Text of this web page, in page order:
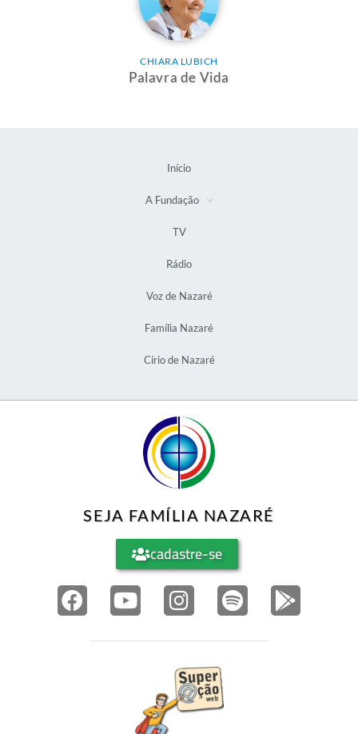
CHIARA LUBICH
Palavra de Vida
Início
A Fundação
TV
Rádio
Voz de Nazaré
Família Nazaré
Círio de Nazaré
SEJA FAMÍLIA NAZARÉ
cadastre-se